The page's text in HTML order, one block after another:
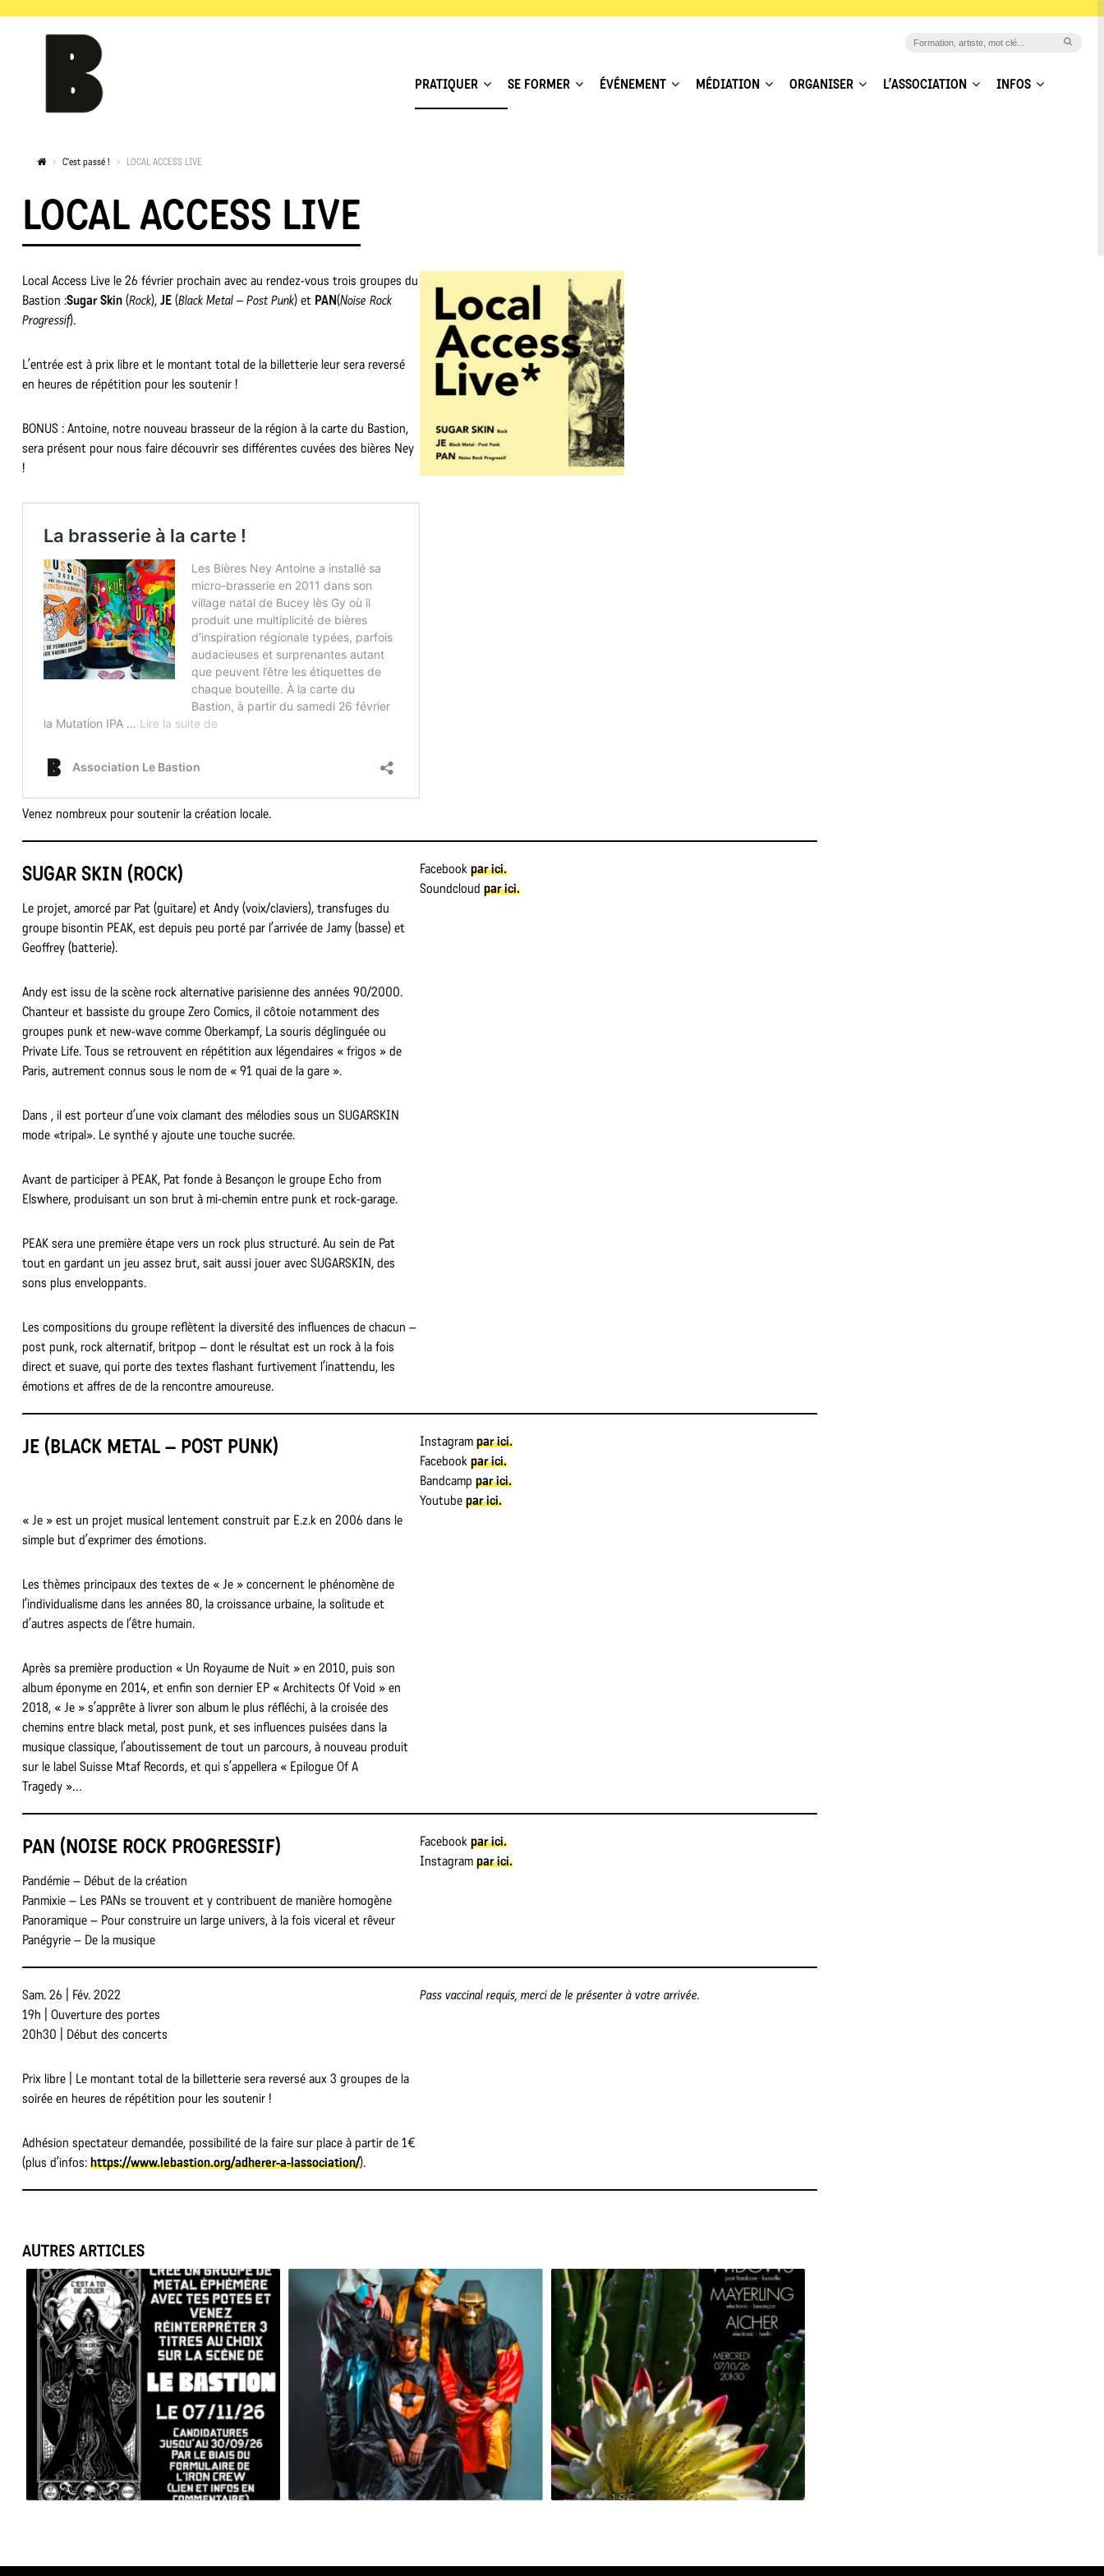
PRATIQUER SE FORMER ÉVÉNEMENT MÉDIATION ORGANISER L’ASSOCIATION INFOS
C'est passé ! LOCAL ACCESS LIVE
LOCAL ACCESS LIVE
Local Access Live le 26 février prochain avec au rendez-vous trois groupes du
Bastion :Sugar Skin(Rock), JE(Black Metal – Post Punk) et PAN(Noise Rock
Progressif).
L’entrée est à prix libre et le montant total de la billetterie leur sera reversé
en heures de répétition pour les soutenir !
BONUS : Antoine, notre nouveau brasseur de la région à la carte du Bastion,
sera présent pour nous faire découvrir ses différentes cuvées des bières Ney
!
Venez nombreux pour soutenir la création locale.
SUGAR SKIN (ROCK) Facebook par ici.
Soundcloud par ici.
Le projet, amorcé par Pat (guitare) et Andy (voix/claviers), transfuges du
groupe bisontin PEAK, est depuis peu porté par l’arrivée de Jamy (basse) et
Geoffrey (batterie).
Andy est issu de la scène rock alternative parisienne des années 90/2000.
Chanteur et bassiste du groupe Zero Comics, il côtoie notamment des
groupes punk et new-wave comme Oberkampf, La souris déglinguée ou
Private Life. Tous se retrouvent en répétition aux légendaires « frigos » de
Paris, autrement connus sous le nom de « 91 quai de la gare ».
Dans , il est porteur d’une voix clamant des mélodies sous un SUGARSKIN
mode «tripal». Le synthé y ajoute une touche sucrée.
Avant de participer à PEAK, Pat fonde à Besançon le groupe Echo from
Elswhere, produisant un son brut à mi-chemin entre punk et rock-garage.
PEAK sera une première étape vers un rock plus structuré. Au sein de Pat
tout en gardant un jeu assez brut, sait aussi jouer avec SUGARSKIN, des
sons plus enveloppants.
Les compositions du groupe reflètent la diversité des influences de chacun –
post punk, rock alternatif, britpop – dont le résultat est un rock à la fois
direct et suave, qui porte des textes flashant furtivement l’inattendu, les
émotions et affres de de la rencontre amoureuse.
JE (BLACK METAL – POST PUNK) Instagram par ici.
Facebook par ici.
Bandcamp par ici.
Youtube par ici.
« Je » est un projet musical lentement construit par E.z.k en 2006 dans le
simple but d’exprimer des émotions.
Les thèmes principaux des textes de « Je » concernent le phénomène de
l’individualisme dans les années 80, la croissance urbaine, la solitude et
d’autres aspects de l’être humain.
Après sa première production « Un Royaume de Nuit » en 2010, puis son
album éponyme en 2014, et enfin son dernier EP « Architects Of Void » en
2018, « Je » s’apprête à livrer son album le plus réfléchi, à la croisée des
chemins entre black metal, post punk, et ses influences puisées dans la
musique classique, l’aboutissement de tout un parcours, à nouveau produit
sur le label Suisse Mtaf Records, et qui s’appellera « Epilogue Of A
Tragedy »…
PAN (NOISE ROCK PROGRESSIF) Facebook par ici.
Instagram par ici.
Pandémie – Début de la création
Panmixie – Les PANs se trouvent et y contribuent de manière homogène
Panoramique – Pour construire un large univers, à la fois viceral et rêveur
Panégyrie – De la musique
Sam. 26 | Fév. 2022
19h | Ouverture des portes
20h30 | Début des concerts
Prix libre | Le montant total de la billetterie sera reversé aux 3 groupes de la
soirée en heures de répétition pour les soutenir !
Adhésion spectateur demandée, possibilité de la faire sur place à partir de 1€
(plus d’infos: https://www.lebastion.org/adherer-a-lassociation/).
Pass vaccinal requis, merci de le présenter à votre arrivée.
AUTRES ARTICLES
BESAC METAL ALL STARS 2026 GRAND SINGE [RELEASE PARTY] YOUNG WIDOWS + MAYERLING + AICHER